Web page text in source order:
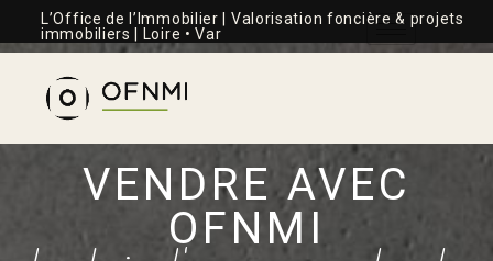
L’Office de l’Immobilier | Valorisation foncière & projets
immobiliers | Loire • Var
VENDRE AVEC
OFNMI